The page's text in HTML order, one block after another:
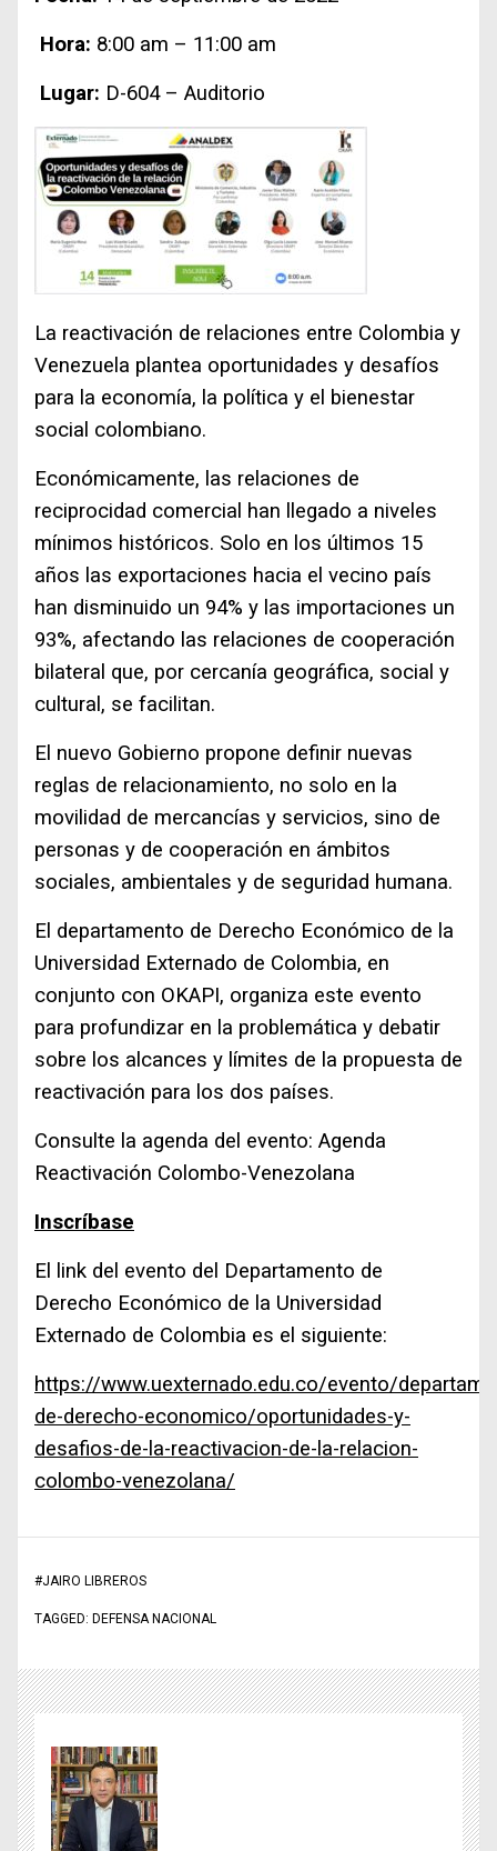
Hora: 8:00 am – 11:00 am
Lugar: D-604 – Auditorio
La reactivación de relaciones entre Colombia y
Venezuela plantea oportunidades y desafíos
para la economía, la política y el bienestar
social colombiano.
Económicamente, las relaciones de
reciprocidad comercial han llegado a niveles
mínimos históricos. Solo en los últimos 15
años las exportaciones hacia el vecino país
han disminuido un 94% y las importaciones un
93%, afectando las relaciones de cooperación
bilateral que, por cercanía geográfica, social y
cultural, se facilitan.
El nuevo Gobierno propone definir nuevas
reglas de relacionamiento, no solo en la
movilidad de mercancías y servicios, sino de
personas y de cooperación en ámbitos
sociales, ambientales y de seguridad humana.
El departamento de Derecho Económico de la
Universidad Externado de Colombia, en
conjunto con OKAPI, organiza este evento
para profundizar en la problemática y debatir
sobre los alcances y límites de la propuesta de
reactivación para los dos países.
Consulte la agenda del evento: Agenda
Reactivación Colombo-Venezolana
Inscríbase
El link del evento del Departamento de
Derecho Económico de la Universidad
Externado de Colombia es el siguiente:
https://www.uexternado.edu.co/evento/
de-derecho-economico/oportunidades-y-
desafios-de-la-reactivacion-de-la-relacion-
colombo-venezolana/
#JAIRO LIBREROS
TAGGED: DEFENSA NACIONAL